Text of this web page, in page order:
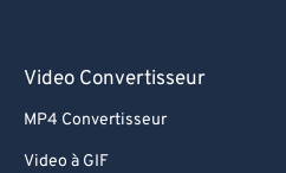
Video Convertisseur
MP4 Convertisseur
Video à GIF